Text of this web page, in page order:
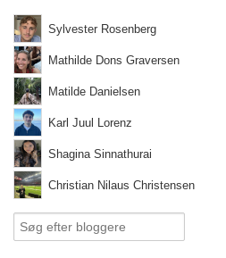
Sylvester Rosenberg
Mathilde Dons Graversen
Matilde Danielsen
Karl Juul Lorenz
Shagina Sinnathurai
Christian Nilaus Christensen